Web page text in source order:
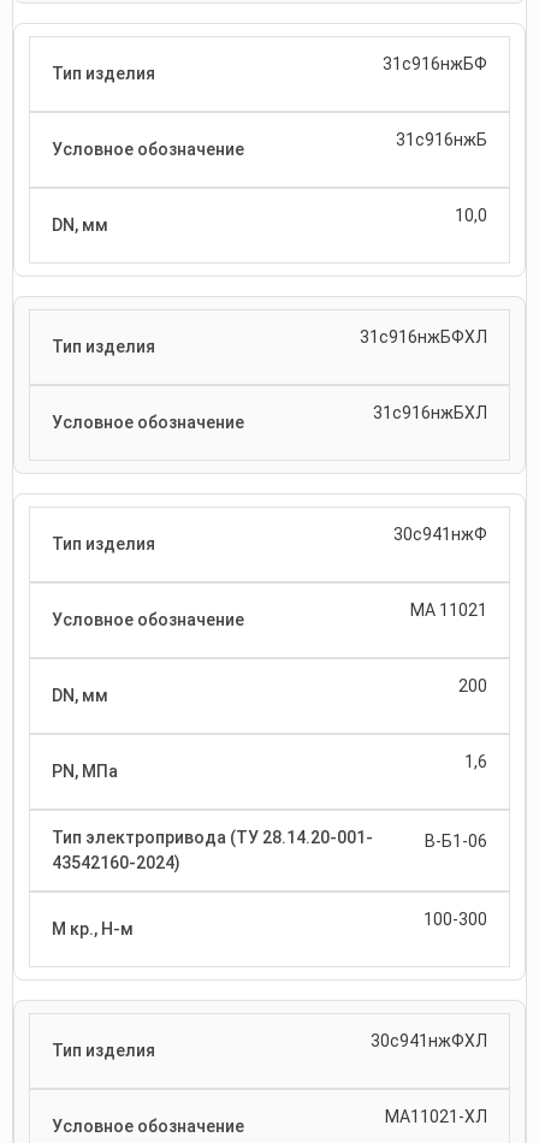
31с916нжБФ
31с916нжБ
10,0
31с916нжБФХЛ
31с916нжБХЛ
30с941нжФ
МА 11021
200
1,6
В-Б1-06
100-300
30с941нжФХЛ
МА11021-ХЛ